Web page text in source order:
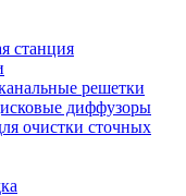
станция
решетки
диффузоры
очистки сточных